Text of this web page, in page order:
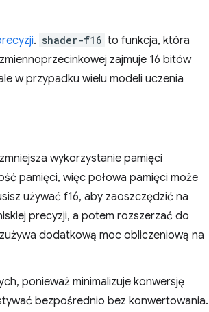
. shader-f16 to funkcja, która
zajmuje 16 bitów
w przypadku wielu modeli uczenia
wykorzystanie pamięci
pamięci, więc połowa pamięci może
używać f16, aby zaoszczędzić na
precyzji, a potem rozszerzać do
dodatkową moc obliczeniową na
ponieważ minimalizuje konwersję
bezpośrednio bez konwertowania.